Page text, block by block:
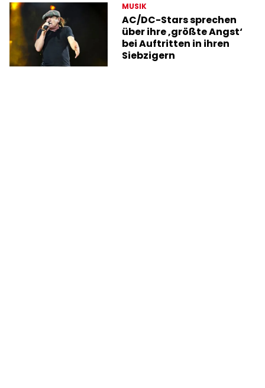
MUSIK
AC/DC-Stars sprechen
über ihre ‚größte Angst‘
bei Auftritten in ihren
Siebzigern